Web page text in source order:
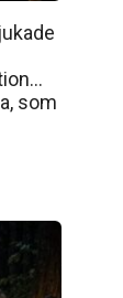
som